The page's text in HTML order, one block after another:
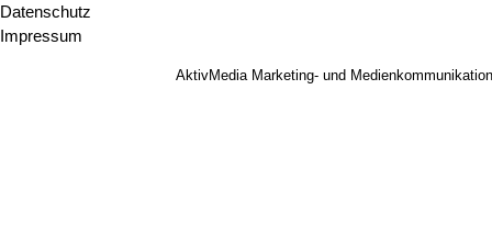
Datenschutz
Impressum
AktivMedia Marketing- und